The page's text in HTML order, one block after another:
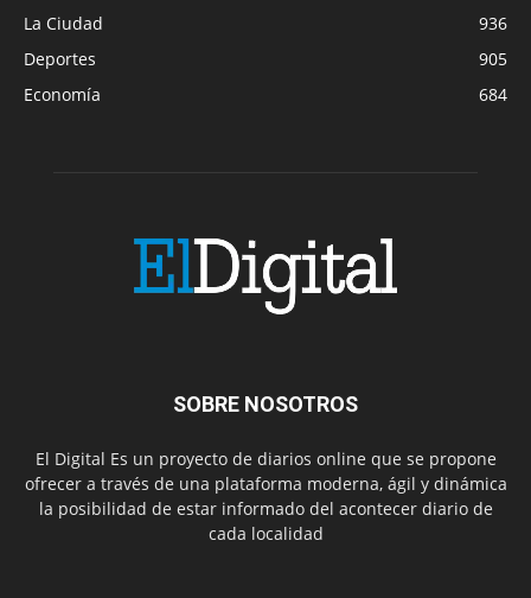
La Ciudad
936
Deportes
905
Economía
684
SOBRE NOSOTROS
El Digital Es un proyecto de diarios online que se propone
ofrecer a través de una plataforma moderna, ágil y dinámica
la posibilidad de estar informado del acontecer diario de
cada localidad